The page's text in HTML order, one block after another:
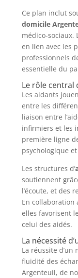
Ce plan inclut
domicile
médico-sociaux.
en lien avec les
professionnels
essentielle du
Le rôle central
Les aidants
entre les
liaison entre
infirmiers et les
première ligne
psychologique
Les structures d’
soutiennent
l’écoute, et des
En collaboration
elles favorisent
celui des aidés.
La nécessité
La réussite
fluidité des
Argenteuil, de